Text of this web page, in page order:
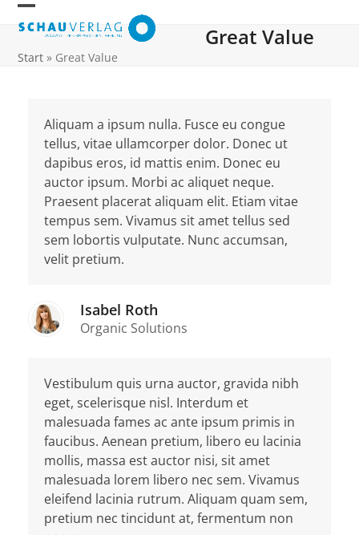
Skip
Open
mobile
Close
mobile
Great Value
Start » Great Value
Aliquam a ipsum nulla. Fusce eu congue
tellus, vitae ullamcorper dolor. Donec ut
dapibus eros, id mattis enim. Donec eu
auctor ipsum. Morbi ac aliquet neque.
Praesent placerat aliquam elit. Etiam vitae
tempus sem. Vivamus sit amet tellus sed
sem lobortis vulputate. Nunc accumsan,
velit pretium.
Isabel Roth
Organic Solutions
Vestibulum quis urna auctor, gravida nibh
eget, scelerisque nisl. Interdum et
malesuada fames ac ante ipsum primis in
faucibus. Aenean pretium, libero eu lacinia
mollis, massa est auctor nisi, sit amet
malesuada lorem libero nec sem. Vivamus
eleifend lacinia rutrum. Aliquam quam sem,
pretium nec tincidunt at, fermentum non